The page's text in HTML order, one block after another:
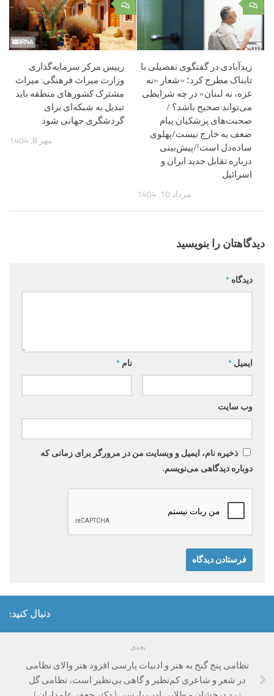
۰
رییس مرکز سرمایه‌گذاری
وزارت میراث فرهنگی: میراث
مشترک کشورهای منطقه باید
تبدیل به شبکه‌ای برای
گردشگری جهانی شود
مهر 8, 1404
۰
زیدآبادی در گفتگوی تفصیلی با
تابناک مطرح کرد؛ «شعار «نه
غزه، نه لبنان» در چه شرایطی
می‌تواند صحیح باشد؟ /
صحبت‌های پزشکیان پیام
ضعف به خارج نیست/پهلوی
ساده‌دل است!/پیش‌بینی
درباره تقابل جدید ایران و
اسرائیل
مرداد 10, 1404
دیدگاهتان را بنویسید
دیدگاه *
نام * ایمیل *
وب‌ سایت
ذخیره نام، ایمیل و وبسایت من در مرورگر برای زمانی که
دوباره دیدگاهی می‌نویسم.
دنبال کنید:
بعدی
نظامی پنج‌ گنج به هنر و ادبیات پارسی افزود هنر والای نظامی
در شعر و شاعری کم‌نظیر و گاهی بی‌نظیر است، نظامی گل